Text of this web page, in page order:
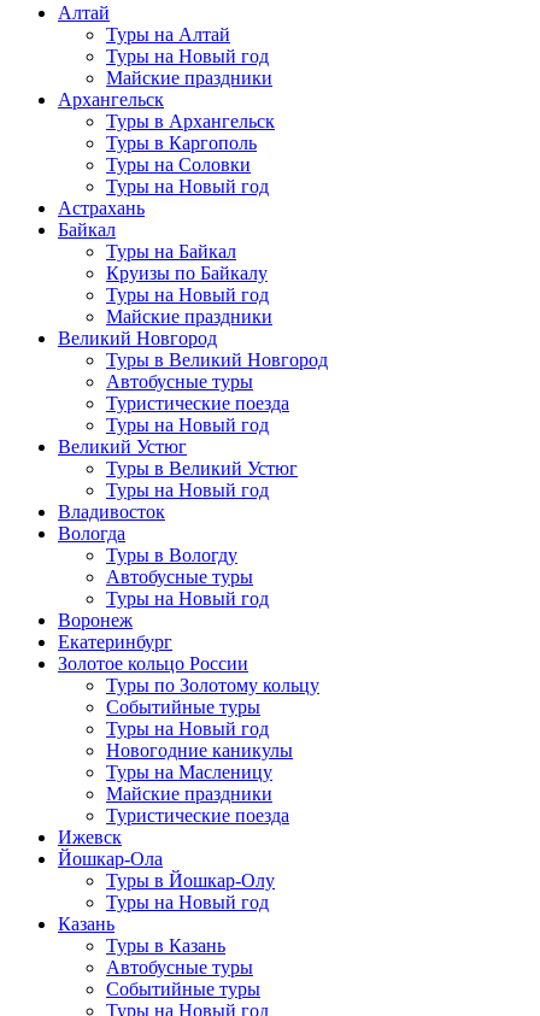
Алтай
Туры на Алтай
Туры на Новый год
Майские праздники
Архангельск
Туры в Архангельск
Туры в Каргополь
Туры на Соловки
Туры на Новый год
Астрахань
Байкал
Туры на Байкал
Круизы по Байкалу
Туры на Новый год
Майские праздники
Великий Новгород
Туры в Великий Новгород
Автобусные туры
Туристические поезда
Туры на Новый год
Великий Устюг
Туры в Великий Устюг
Туры на Новый год
Владивосток
Вологда
Туры в Вологду
Автобусные туры
Туры на Новый год
Воронеж
Екатеринбург
Золотое кольцо России
Туры по Золотому кольцу
Событийные туры
Туры на Новый год
Новогодние каникулы
Туры на Масленицу
Майские праздники
Туристические поезда
Ижевск
Йошкар-Ола
Туры в Йошкар-Олу
Туры на Новый год
Казань
Туры в Казань
Автобусные туры
Событийные туры
Туры на Новый год